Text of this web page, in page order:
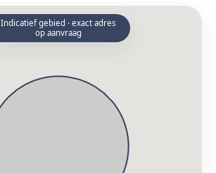
Indicatief gebied · exact adres
op aanvraag